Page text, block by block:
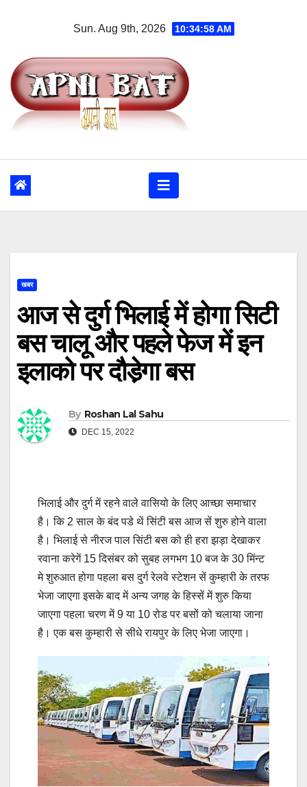
Sun. Aug 9th, 2026 10:34:58 AM
खबर
आज से दुर्ग भिलाई में होगा सिटी
बस चालू और पहले फेज में इन
इलाको पर दौडे़गा बस
By Roshan Lal Sahu
DEC 15, 2022
भिलाई और दुर्ग में रहने वाले वासियो के लिए आच्छा समाचार
है। कि 2 साल के बंद पडे थें सिंटी बस आज सें शुरु होने वाला
है। भिलाई से नीरज पाल सिंटी बस को ही हरा झड़ा देखाकर
रवाना करेगें 15 दिसंबर को सुबह लगभग 10 बज के 30 मिंन्ट
मे शुरुआत होगा पहला बस दुर्ग रेलवे स्टेशन सें कुम्हारी के तरफ
भेजा जाएगा इसके बाद में अन्य जगह के हिस्सें में शुरु किया
जाएगा पहला चरण में 9 या 10 रोड पर बसों को चलाया जाना
है। एक बस कुम्हारी से सीधे रायपुर के लिए भेजा जाएगा।